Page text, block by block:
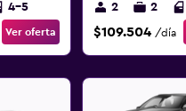
4-5
Ver oferta
2 2
$109.504 /día